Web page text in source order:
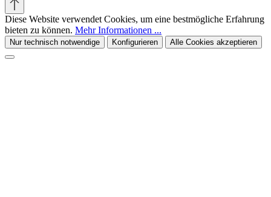
Diese Website verwendet Cookies, um eine bestmögliche Erfahrung
bieten zu können. Mehr Informationen ...
Nur technisch notwendige Konfigurieren Alle Cookies akzeptieren